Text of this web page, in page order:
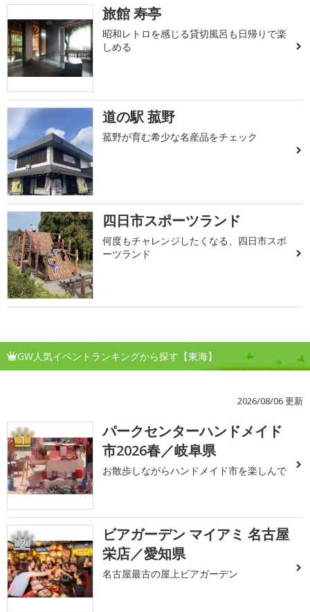
旅館 寿亭
昭和レトロを感じる貸切風呂も日帰りで楽
しめる
道の駅 菰野
菰野が育む希少な名産品をチェック
四日市スポーツランド
何度もチャレンジしたくなる、四日市スポ
ーツランド
GW人気イベントランキングから探す【東海】
2026/08/06 更新
1
パークセンターハンドメイド
市2026春／岐阜県
お散歩しながらハンドメイド市を楽しんで
2
ビアガーデン マイアミ 名古屋
栄店／愛知県
名古屋最古の屋上ビアガーデン